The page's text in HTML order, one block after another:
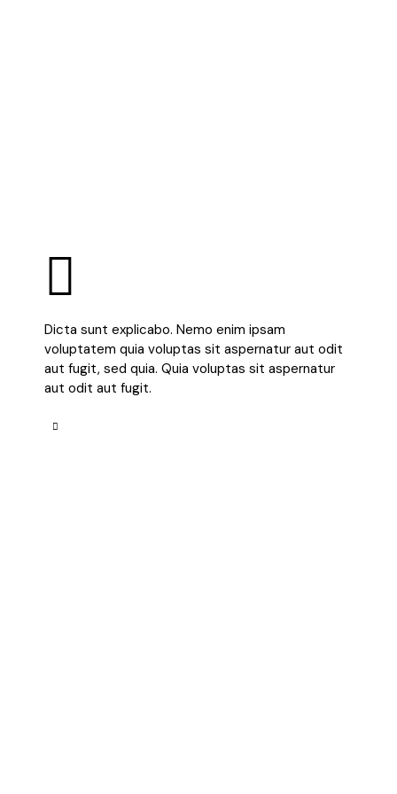
Dicta sunt explicabo. Nemo enim ipsam
voluptatem quia voluptas sit aspernatur aut odit
aut fugit, sed quia. Quia voluptas sit aspernatur
aut odit aut fugit.